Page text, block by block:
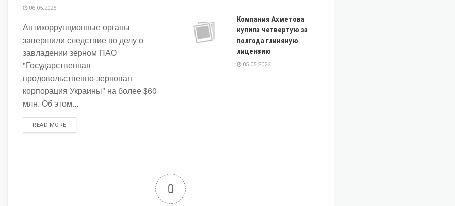
06.05.2026
Антикоррупционные органы
завершили следствие по делу о
завладении зерном ПАО
"Государственная
продовольственно-зерновая
корпорация Украины" на более $60
млн. Об этом...
READ MOREDETAILS
Компания Ахметова
купила четвертую за
полгода глиняную
лицензию
05.05.2026
0